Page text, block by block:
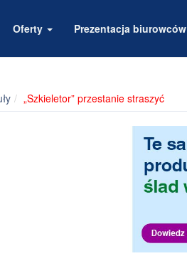
Oferty Prezentacja biurowców
„Szkieletor” przestanie straszyć